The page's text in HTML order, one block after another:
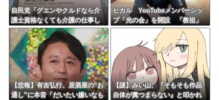
更新中止のお知らせ
海外「おめでとうタキ！」リヴァプール南野がバースデーゴール！！
Powered by livedoor 相互RSS
自民党「グエンやクルドなら介
護士資格なくても介護の仕事し
てええでー」
ヒカル YouTubeメンバーシッ
プ「光の会」を開設 「教祖」
を名乗り年内10万人を目指すと
【悲報】有吉弘行、居酒屋の“お
通し”に本音「だいたい嫌いなも
【謎】みい山、『そもそも作品
自体が糞つまらない』と叩かれ